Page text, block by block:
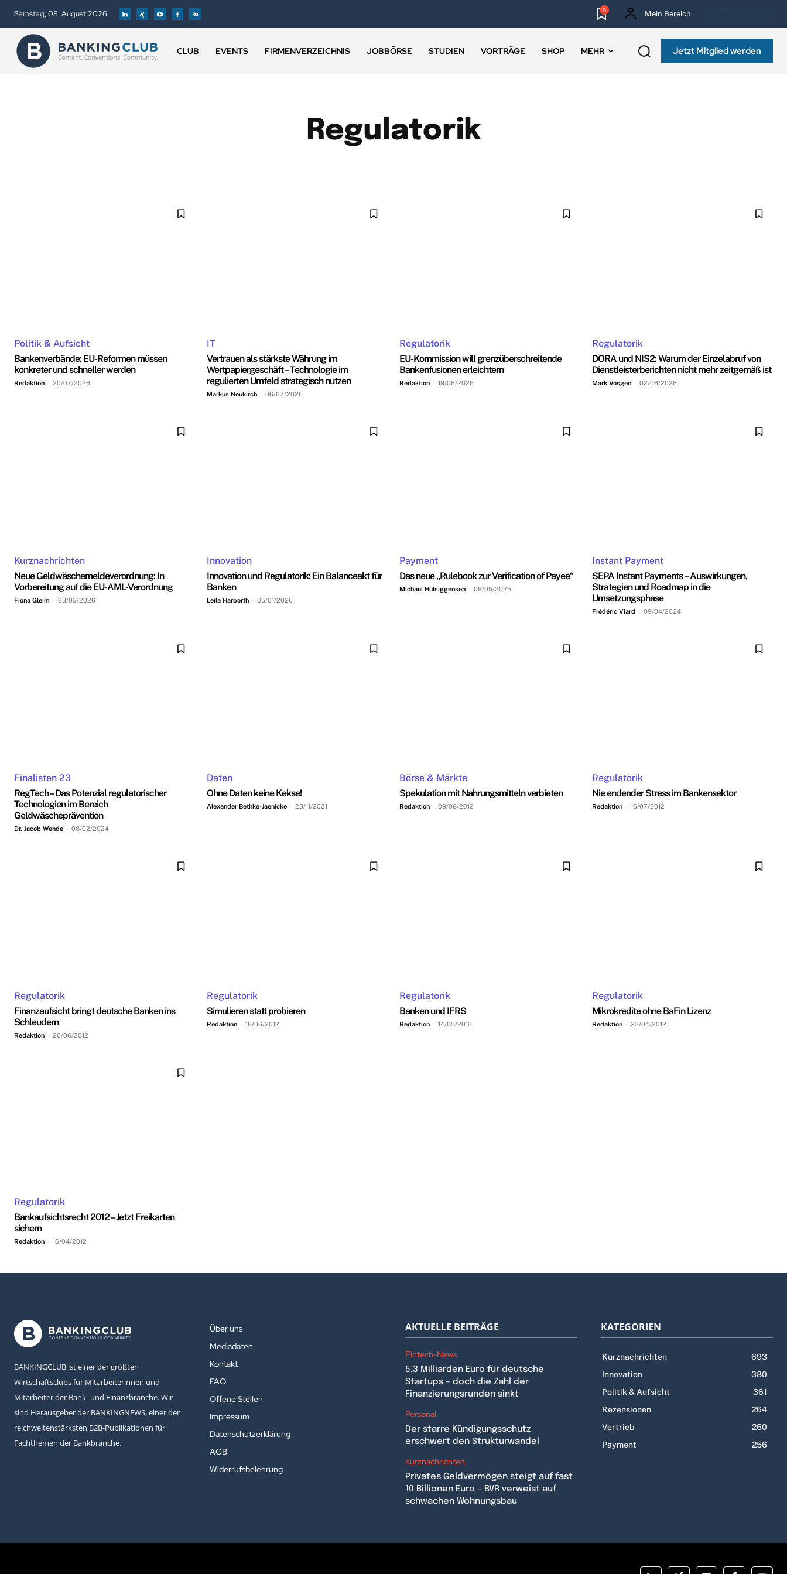
Samstag, 08. August 2026 0 Mein Bereich
CLUB EVENTS FIRMENVERZEICHNIS JOBBÖRSE STUDIEN VORTRÄGE SHOP MEHR Jetzt Mitglied werden
Regulatorik
Politik & Aufsicht
Bankenverbände: EU-Reformen müssen
konkreter und schneller werden
Redaktion - 20/07/2026
IT
Vertrauen als stärkste Währung im
Wertpapiergeschäft – Technologie im
regulierten Umfeld strategisch nutzen
Markus Neukirch - 06/07/2026
Regulatorik
EU-Kommission will grenzüberschreitende
Bankenfusionen erleichtern
Redaktion - 19/06/2026
Regulatorik
DORA und NIS2: Warum der Einzelabruf von
Dienstleisterberichten nicht mehr zeitgemäß ist
Mark Vösgen - 02/06/2026
Kurznachrichten
Neue Geldwäschemeldeverordnung: In
Vorbereitung auf die EU-AML-Verordnung
Fiona Gleim - 23/03/2026
Innovation
Innovation und Regulatorik: Ein Balanceakt für
Banken
Leila Harborth - 05/01/2026
Payment
Das neue „Rulebook zur Verification of Payee“
Michael Hülsiggensen - 09/05/2025
Instant Payment
SEPA Instant Payments – Auswirkungen,
Strategien und Roadmap in die
Umsetzungsphase
Frédéric Viard - 09/04/2024
Finalisten 23
RegTech – Das Potenzial regulatorischer
Technologien im Bereich
Geldwäscheprävention
Dr. Jacob Wende - 08/02/2024
Daten
Ohne Daten keine Kekse!
Alexander Bethke-Jaenicke - 23/11/2021
Börse & Märkte
Spekulation mit Nahrungsmitteln verbieten
Redaktion - 09/08/2012
Regulatorik
Nie endender Stress im Bankensektor
Redaktion - 16/07/2012
Regulatorik
Finanzaufsicht bringt deutsche Banken ins
Schleudern
Redaktion - 26/06/2012
Regulatorik
Simulieren statt probieren
Redaktion - 18/06/2012
Regulatorik
Banken und IFRS
Redaktion - 14/05/2012
Regulatorik
Mikrokredite ohne BaFin Lizenz
Redaktion - 23/04/2012
Regulatorik
Bankaufsichtsrecht 2012 – Jetzt Freikarten
sichern
Redaktion - 16/04/2012
BANKINGCLUB ist einer der größten
Wirtschaftsclubs für Mitarbeiterinnen und
Mitarbeiter der Bank- und Finanzbranche. Wir
sind Herausgeber der BANKINGNEWS, einer der
reichweitenstärksten B2B-Publikationen für
Fachthemen der Bankbranche.
Über uns
Mediadaten
Kontakt
FAQ
Offene Stellen
Impressum
Datenschutzerklärung
AGB
Widerrufsbelehrung
AKTUELLE BEITRÄGE
Fintech-News
5,3 Milliarden Euro für deutsche
Startups – doch die Zahl der
Finanzierungsrunden sinkt
Personal
Der starre Kündigungsschutz
erschwert den Strukturwandel
Kurznachrichten
Privates Geldvermögen steigt auf fast
10 Billionen Euro – BVR verweist auf
schwachen Wohnungsbau
KATEGORIEN
Kurznachrichten
693
Innovation
380
Politik & Aufsicht
361
Rezensionen
264
Vertrieb
260
Payment
256